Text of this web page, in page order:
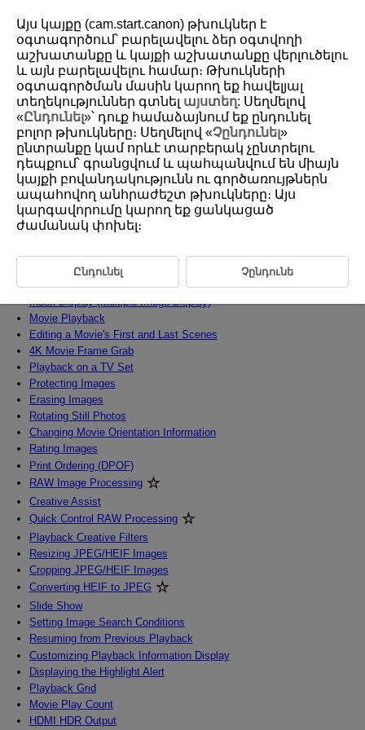
D292-108
Playback
This chapter covers topics related to playback—playing back captured
still photos and movies—and introduces menu settings on the playback [
] tab.
to the right of titles indicates functions only available in Creative
Zone modes ( P , Tv , Av , or M ).
Caution
Image Playback
Magnified Image Display
Index Display (Multiple-Image Display)
Movie Playback
Editing a Movie's First and Last Scenes
4K Movie Frame Grab
Playback on a TV Set
Protecting Images
Erasing Images
Rotating Still Photos
Changing Movie Orientation Information
Rating Images
Print Ordering (DPOF)
RAW Image Processing
Creative Assist
Quick Control RAW Processing
Playback Creative Filters
Resizing JPEG/HEIF Images
Cropping JPEG/HEIF Images
Converting HEIF to JPEG
Slide Show
Setting Image Search Conditions
Resuming from Previous Playback
Customizing Playback Information Display
Displaying the Highlight Alert
Playback Grid
Movie Play Count
HDMI HDR Output
Այս կայքը (cam.start.canon) թխուկներ է
օգտագործում՝ բարելավելու ձեր օգտվողի
աշխատանքը և կայքի աշխատանքը վերլուծելու
և այն բարելավելու համար։ Թխուկների
օգտագործման մասին կարող եք հավելյալ
տեղեկություններ գտնել այստեղ: Սեղմելով
«Ընդունել»՝ դուք համաձայնում եք ընդունել
բոլոր թխուկները։ Սեղմելով «Չընդունել»
ընտրանքը կամ որևէ տարբերակ չընտրելու
դեպքում՝ գրանցվում և պահպանվում են միայն
կայքի բովանդակությունն ու գործառույթներն
ապահովող անհրաժեշտ թխուկները։ Այս
կարգավորումը կարող եք ցանկացած
ժամանակ փոխել։
Ընդունել Չընդունե